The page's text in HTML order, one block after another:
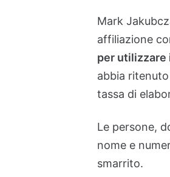
Mark
affiliazione
per utilizzare
abbia
tassa di
Le persone,
nome e
smarrito.